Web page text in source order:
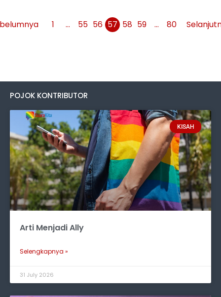
1 … 55 56 57 58 59 … 80
POJOK KONTRIBUTOR
KISAH
Arti Menjadi Ally
Selengkapnya »
31 July 2026